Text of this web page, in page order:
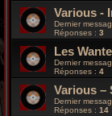
Various -
Dernier
Réponses : 3
Les
Dernier
Réponses : 4
Various –
Dernier
Réponses : 14